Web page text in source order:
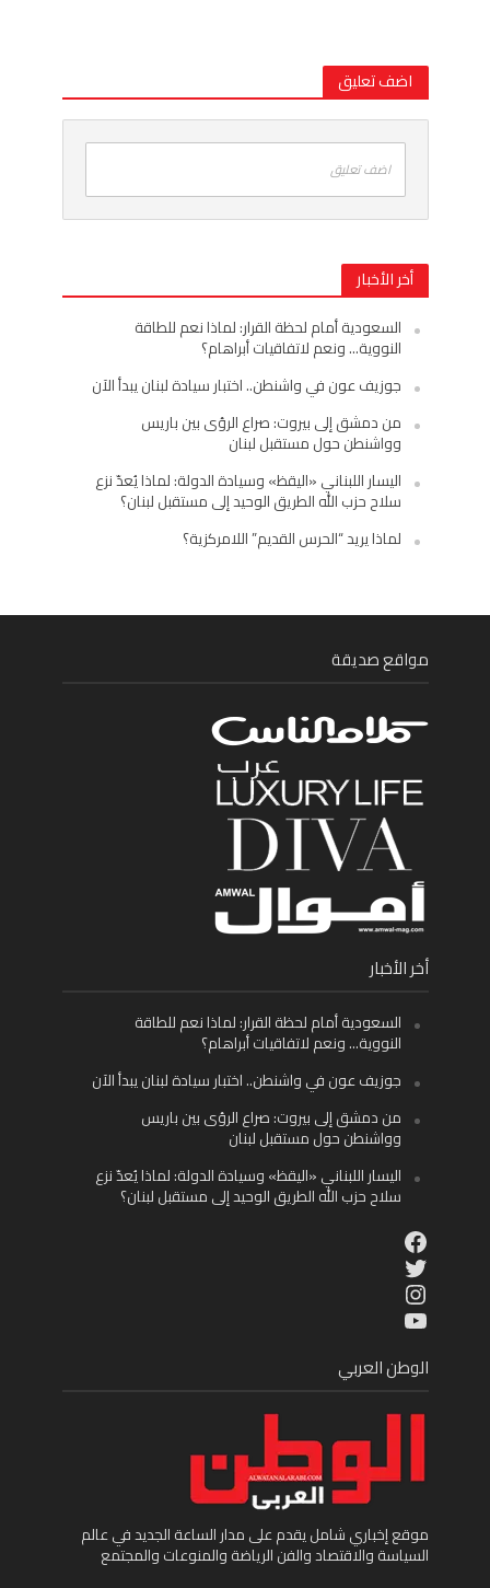
اضف تعليق
اضف تعليق
أخر الأخبار
السعودية أمام لحظة القرار: لماذا نعم للطاقة
النووية… ونعم لاتفاقيات أبراهام؟
جوزيف عون في واشنطن.. اختبار سيادة لبنان يبدأ الآن
من دمشق إلى بيروت: صراع الرؤى بين باريس
وواشنطن حول مستقبل لبنان
اليسار اللبناني «اليقظ» وسيادة الدولة: لماذا يُعدّ نزع
سلاح حزب الله الطريق الوحيد إلى مستقبل لبنان؟
لماذا يريد “الحرس القديم” اللامركزية؟
مواقع صديقة
أخر الأخبار
السعودية أمام لحظة القرار: لماذا نعم للطاقة
النووية… ونعم لاتفاقيات أبراهام؟
جوزيف عون في واشنطن.. اختبار سيادة لبنان يبدأ الآن
من دمشق إلى بيروت: صراع الرؤى بين باريس
وواشنطن حول مستقبل لبنان
اليسار اللبناني «اليقظ» وسيادة الدولة: لماذا يُعدّ نزع
سلاح حزب الله الطريق الوحيد إلى مستقبل لبنان؟
Facebook
Twitter
Instagram
YouTube
الوطن العربي
موقع إخباري شامل يقدم على مدار الساعة الجديد في عالم
السياسة والاقتصاد والفن الرياضة والمنوعات والمجتمع